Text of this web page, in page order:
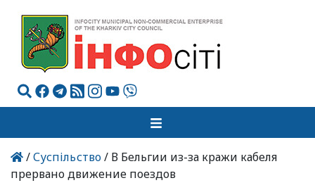
/Суспільство/ В Бельгии из-за кражи кабеля
прервано движение поездов